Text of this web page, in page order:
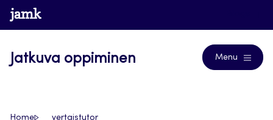
Siirry
suoraan
www.jamk.fi
Jatkuva oppiminen Menu
Home vertaistutor